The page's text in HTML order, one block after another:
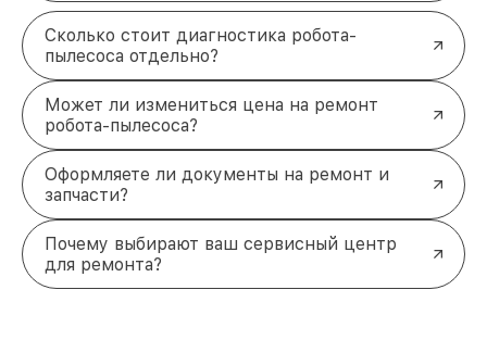
Сколько стоит диагностика робота-
пылесоса отдельно?
Может ли измениться цена на ремонт
робота-пылесоса?
Оформляете ли документы на ремонт и
запчасти?
Почему выбирают ваш сервисный центр
для ремонта?